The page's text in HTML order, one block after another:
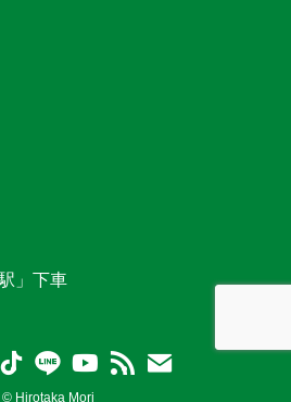
」下車
©Hirotaka Mori